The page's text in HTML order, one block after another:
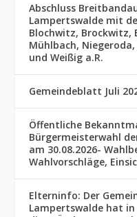
Abschluss
Lampertswalde mit
Blochwitz, Brockwitz,
Mühlbach,
und Weißig a.R.
Gemeindeblatt Juli
Öffentliche
Bürgermeisterwahl
am 30.08.2026-
Wahlvorschläge,
Elterninfo: Der
Lampertswalde hat in